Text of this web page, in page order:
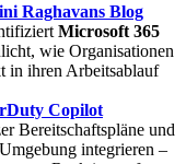
Raghavans Blog
Microsoft 365
wie Organisationen
in ihren Arbeitsablauf
Copilot
Bereitschaftspläne und
integrieren –